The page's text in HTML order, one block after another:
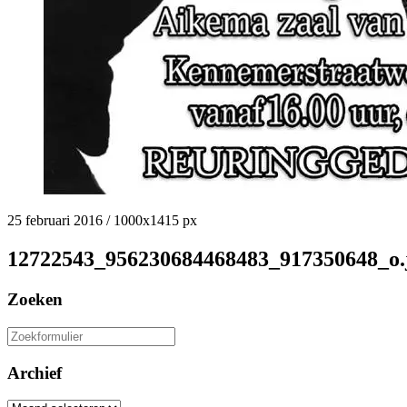
25 februari 2016 /1000x1415 px
Zoeken
Zoeken
naar:
Archief